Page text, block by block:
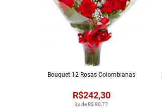
3x de R$ 80,77
R$242,30
Bouquet 12 Rosas Colombianas